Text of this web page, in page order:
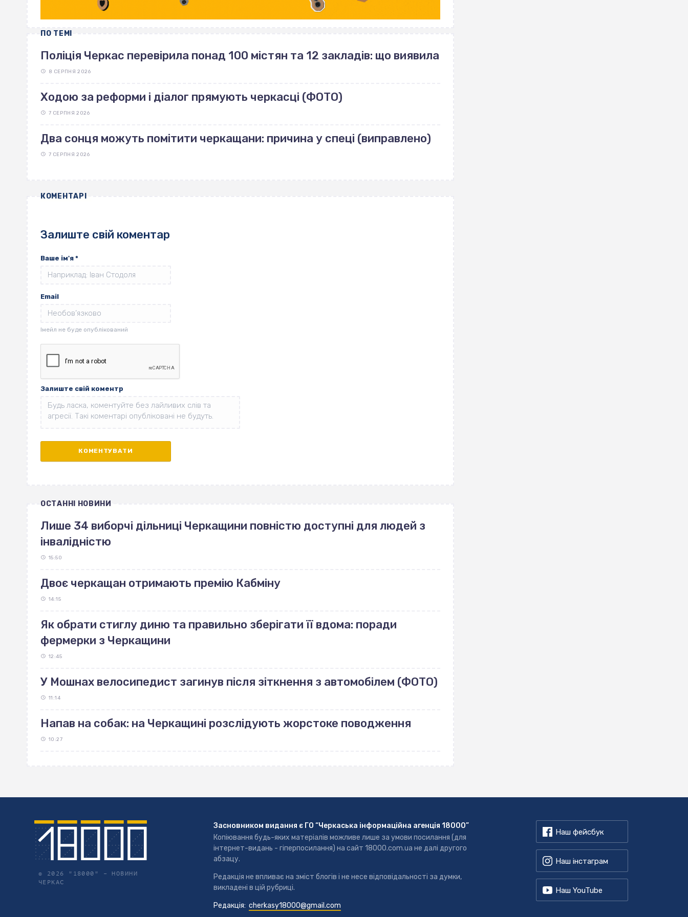
ПО ТЕМІ
Поліція Черкас перевірила понад 100 містян та 12 закладів: що виявила
8 СЕРПНЯ 2026
Ходою за реформи і діалог прямують черкасці (ФОТО)
7 СЕРПНЯ 2026
Два сонця можуть помітити черкащани: причина у спеці (виправлено)
7 СЕРПНЯ 2026
КОМЕНТАРІ
Залиште свій коментар
Ваше ім'я *
Email
Залиште свій коментр
ОСТАННІ НОВИНИ
Лише 34 виборчі дільниці Черкащини повністю доступні для людей з
інвалідністю
15:50
Двоє черкащан отримають премію Кабміну
14:15
Як обрати стиглу диню та правильно зберігати її вдома: поради
фермерки з Черкащини
12:45
У Мошнах велосипедист загинув після зіткнення з автомобілем (ФОТО)
11:14
Напав на собак: на Черкащині розслідують жорстоке поводження
10:27
© 2026 "18000" –НОВИНИ
ЧЕРКАС
Засновником видання є ГО “Черкаська інформаційна агенція 18000”
Копіювання будь-яких матеріалів можливе лише за умови посилання (для
інтернет-видань - гіперпосилання) на сайт 18000.com.ua не далі другого
абзацу.
Редакція не впливає на зміст блогів і не несе відповідальності за думки,
викладені в цій рубриці.
Редакція: cherkasy18000@gmail.com
Наш фейсбук
Наш інстаграм
Наш YouTube